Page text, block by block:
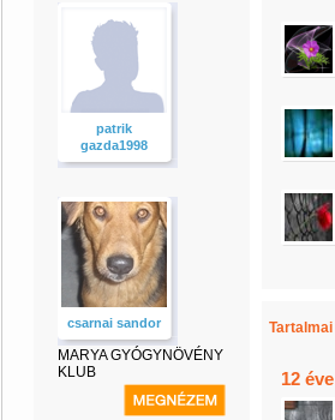
patrik
gazda1998
csarnai sandor
MARYA GYÓGYNÖVÉNY
KLUB
Tartalmai
12 éve